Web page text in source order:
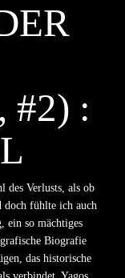
#2) :
des Verlusts, als ob
doch fühlte ich auch
ein so mächtiges
Biografie
das historische